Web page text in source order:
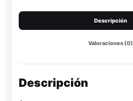
Descripción
Valoraciones (0)
Descripción